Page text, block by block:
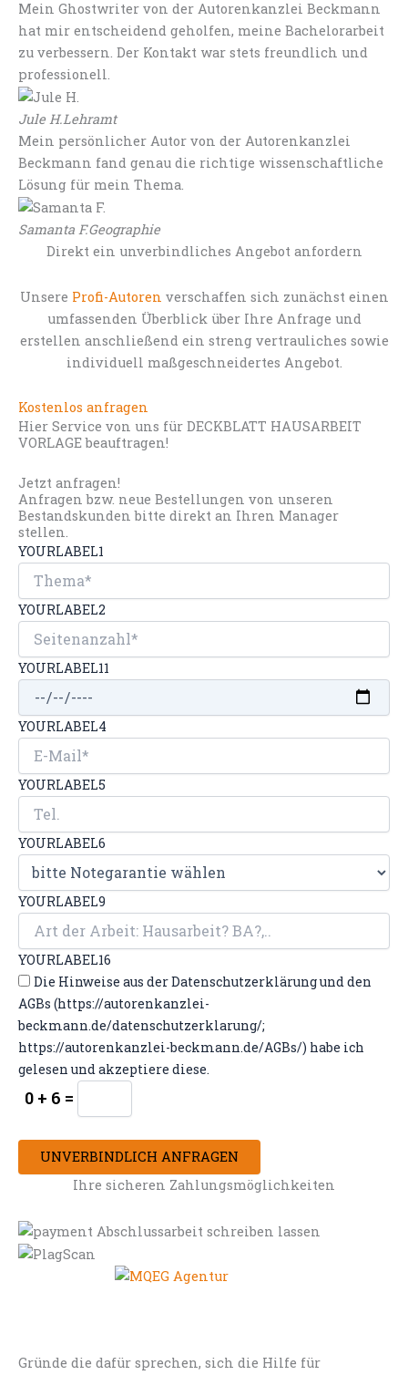
Mein Ghostwriter von der Autorenkanzlei Beckmann
hat mir entscheidend geholfen, meine Bachelorarbeit
zu verbessern. Der Kontakt war stets freundlich und
professionell.
Jule H.Lehramt
Mein persönlicher Autor von der Autorenkanzlei
Beckmann fand genau die richtige wissenschaftliche
Lösung für mein Thema.
Samanta F.Geographie
Direkt ein unverbindliches Angebot anfordern
Unsere Profi-Autoren verschaffen sich zunächst einen
umfassenden Überblick über Ihre Anfrage und
erstellen anschließend ein streng vertrauliches sowie
individuell maßgeschneidertes Angebot.
Kostenlos anfragen
Hier Service von uns für DECKBLATT HAUSARBEIT
VORLAGE beauftragen!
Jetzt anfragen!
Anfragen bzw. neue Bestellungen von unseren
Bestandskunden bitte direkt an Ihren Manager
stellen.
YOURLABEL1
YOURLABEL2
YOURLABEL11
YOURLABEL4
YOURLABEL5
YOURLABEL6
YOURLABEL9
YOURLABEL16
Die Hinweise aus der Datenschutzerklärung und den
AGBs (https://autorenkanzlei-
beckmann.de/datenschutzerklarung/;
https://autorenkanzlei-beckmann.de/AGBs/) habe ich
gelesen und akzeptiere diese.
0 + 6 =
UNVERBINDLICH ANFRAGEN
Ihre sicheren Zahlungsmöglichkeiten
Gründe die dafür sprechen, sich die Hilfe für